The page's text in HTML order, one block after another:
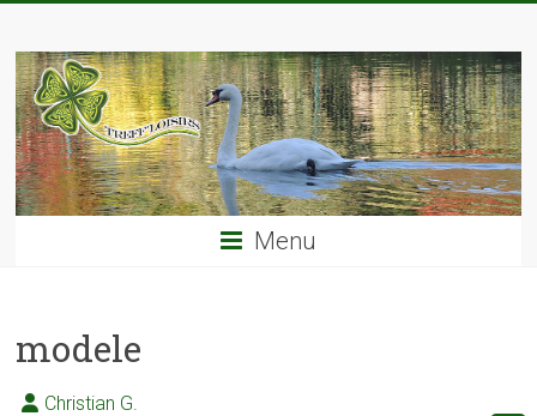
content
TREFF'LOISIRS
Menu
modele
Christian G.